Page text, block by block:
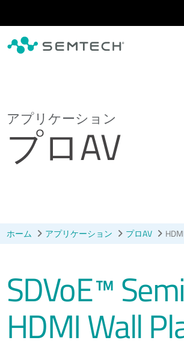
アプリケーション
プロAV
ホーム アプリケーション プロAV
SDVoE™
HDMI Wall